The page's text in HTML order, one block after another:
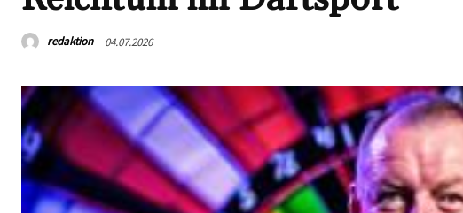
redaktion 04.07.2026